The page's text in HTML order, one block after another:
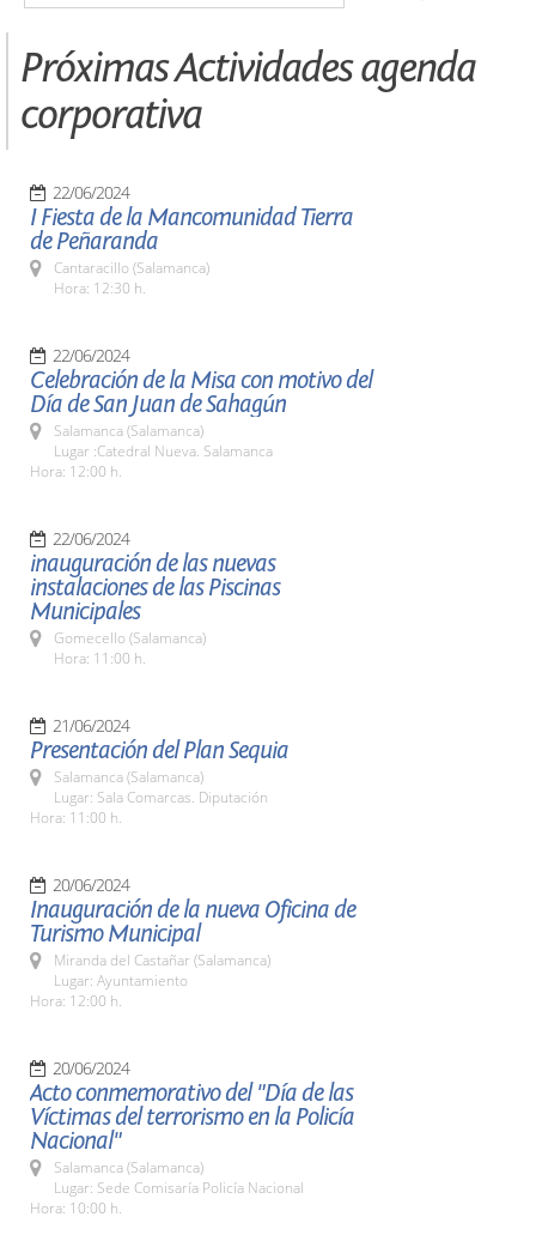
Próximas Actividades agenda
corporativa
22/06/2024
I Fiesta de la Mancomunidad Tierra
de Peñaranda
Cantaracillo (Salamanca)
Hora: 12:30 h.
22/06/2024
Celebración de la Misa con motivo del
Día de San Juan de Sahagún
Salamanca (Salamanca)
Lugar :Catedral Nueva. Salamanca
Hora: 12:00 h.
22/06/2024
inauguración de las nuevas
instalaciones de las Piscinas
Municipales
Gomecello (Salamanca)
Hora: 11:00 h.
21/06/2024
Presentación del Plan Sequia
Salamanca (Salamanca)
Lugar: Sala Comarcas. Diputación
Hora: 11:00 h.
20/06/2024
Inauguración de la nueva Oficina de
Turismo Municipal
Miranda del Castañar (Salamanca)
Lugar: Ayuntamiento
Hora: 12:00 h.
20/06/2024
Acto conmemorativo del "Día de las
Víctimas del terrorismo en la Policía
Nacional"
Salamanca (Salamanca)
Lugar: Sede Comisaría Policía Nacional
Hora: 10:00 h.